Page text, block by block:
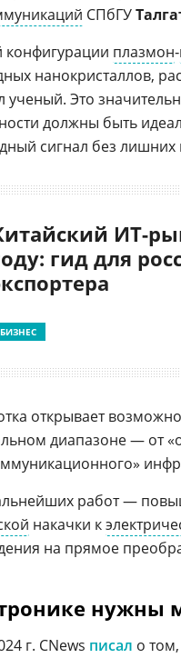
СПбГУ
конфигурации плазмон‑
нанокристаллов,
ученый. Это
должны быть
сигнал без лишних
ИТ-
гид для
БИЗНЕС
открывает
диапазоне — от
работ —
накачки к
на прямое
нужны
г. CNews писал о